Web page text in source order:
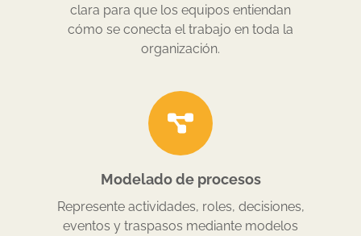
clara para que los equipos entiendan
cómo se conecta el trabajo en toda la
organización.
Modelado de procesos
Represente actividades, roles, decisiones,
eventos y traspasos mediante modelos